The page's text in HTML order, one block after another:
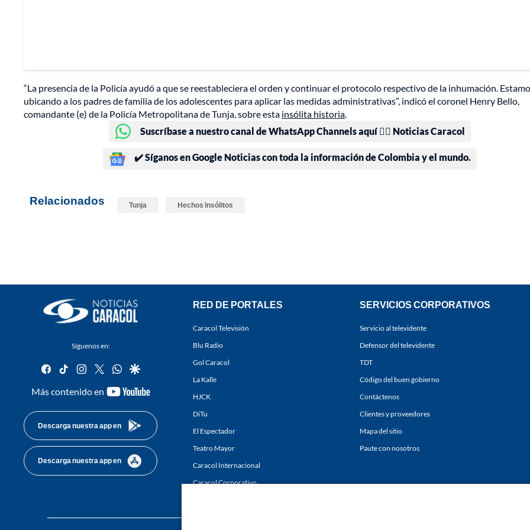
“La presencia de la Policía ayudó a que se reestableciera el orden y continuar el protocolo respectivo de la inhumación.
ubicando a los padres de familia de los adolescentes para aplicar las medidas administrativas”, indicó el coronel Henry Bello,
comandante (e) de la Policía Metropolitana de Tunja, sobre esta insólita historia.
Suscríbase a nuestro canal de WhatsApp Channels aquí 👉🏻 Noticias Caracol
✔️ Síganos en Google Noticias con toda la información de Colombia y el mundo.
Relacionados Tunja Hechos Insólitos
Síguenos en:
facebook
tiktok instagram
twitterwhatsapp
google
Más contenido en
youtube-
Descarga nuestra app en
Descarga nuestra app en
RED DE PORTALES
Caracol Televisión
Blu Radio
Gol Caracol
La Kalle
HJCK
DiTu
El Espectador
Teatro Mayor
Caracol Internacional
Caracol Corporativo
SERVICIOS CORPORATIVOS
Servicio al televidente
Defensor del televidente
TDT
Código del buen gobierno
Contáctenos
Clientes y proveedores
Mapa del sitio
Paute con nosotros